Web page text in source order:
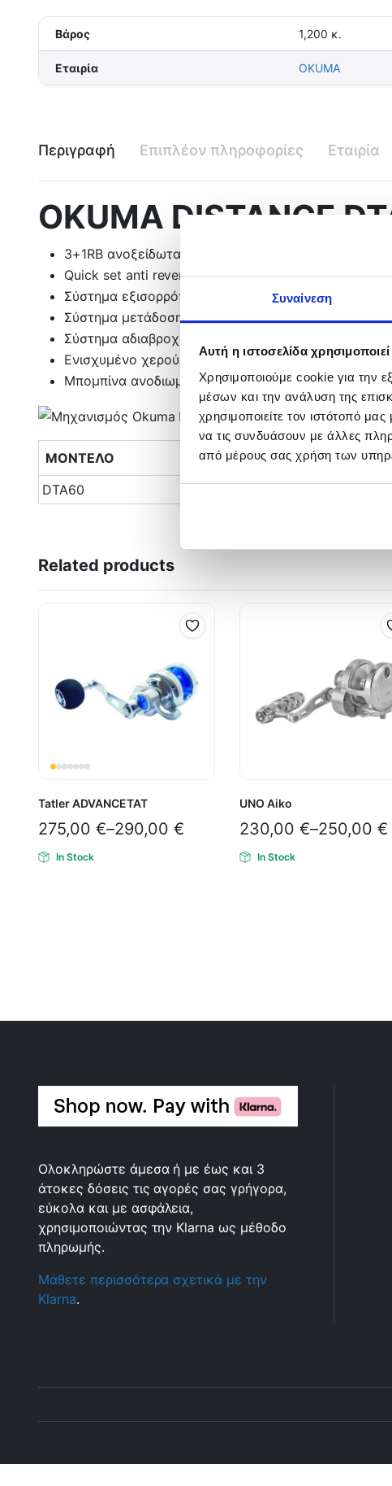
Συναίνεση
Αυτή η ιστοσελίδα
Χρησιμοποιούμε cookie για την
μέσων και την ανάλυση της
χρησιμοποιείτε τον ιστότοπό
να τις συνδυάσουν με άλλες
από μέρους σας χρήση των
Βάρος 1,200 κ.
Εταιρία OKUMA
Περιγραφή Επιπλέον πληροφορίες Εταιρία
OKUMA DISTANCE
3+1RB ανοξείδωτα κλειστά ρουλεμάν, με Drive
Quick set anti reverse system- σύστημα ταχείας
Σύστημα εξισορρόπησης του ρότορα RES II – Rotor
Σύστημα μετάδοσης Worm shaft
Σύστημα αδιαβροχοποίησης Hydro block system
Ενισχυμένο χερούλι αλουμινίου
Μπομπίνα ανοδιωμένου αλουμινίου, με σύστημα
ΜΟΝΤΕΛΟ ΤΑΧΥΤΗΤΑ
DTA60
Related products
Tatler ADVANCETAT
275,00 €–290,00 €
In Stock
UNO Aiko
230,00 €–250,00 €
In Stock
Ολοκληρώστε άμεσα ή με έως και 3
άτοκες δόσεις τις αγορές σας γρήγορα,
εύκολα και με ασφάλεια,
χρησιμοποιώντας την Klarna ως μέθοδο
πληρωμής.
Μάθετε περισσότερα σχετικά με την
Klarna.